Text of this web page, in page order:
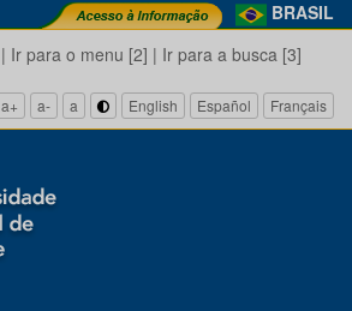
BRASIL
| Ir para o menu [2] | Ir para a busca [3]
a+ a- a English Español Français